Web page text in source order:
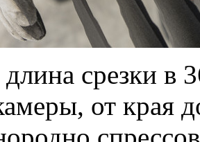
срезки в
от края